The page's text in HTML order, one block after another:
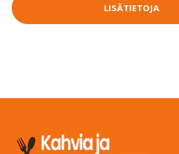
LISÄTIETOJA